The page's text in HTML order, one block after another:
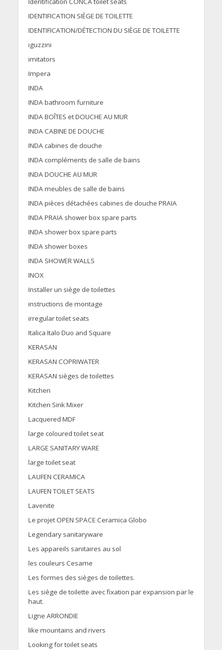
IDENTIFICATION SIÈGE DE TOILETTE
IDENTIFICATION/DÉTECTION DU SIÈGE DE TOILETTE
iguzzini
imitators
Impera
INDA
INDA bathroom furniture
INDA BOÎTES et DOUCHE AU MUR
INDA CABINE DE DOUCHE
INDA cabines de douche
INDA compléments de salle de bains
INDA DOUCHE AU MUR
INDA meubles de salle de bains
INDA pièces détachées cabines de douche PRAIA
INDA PRAIA shower box spare parts
INDA shower box spare parts
INDA shower boxes
INDA SHOWER WALLS
INOX
Installer un siège de toilettes
instructions de montage
irregular toilet seats
Italica Italo Duo and Square
KERASAN
KERASAN COPRIWATER
KERASAN sièges de toilettes
Kitchen
Kitchen Sink Mixer
Lacquered MDF
large coloured toilet seat
LARGE SANITARY WARE
large toilet seat
LAUFEN CERAMICA
LAUFEN TOILET SEATS
Lavenite
Le projet OPEN SPACE Ceramica Globo
Legendary sanitaryware
Les appareils sanitaires au sol
les couleurs Cesame
Les formes des sièges de toilettes.
Les siège de toilette avec fixation par expansion par le
haut.
Ligne ARRONDIE
like mountains and rivers
Looking for toilet seats